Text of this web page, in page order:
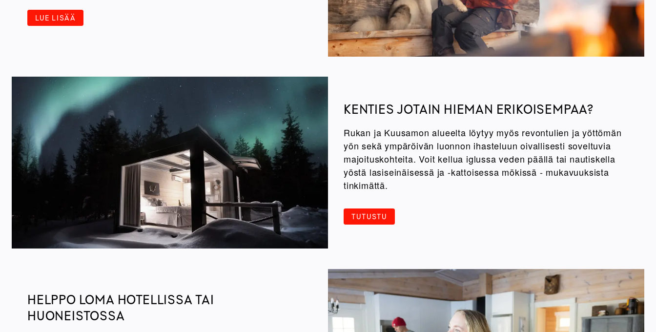
LUE LISÄÄ
KENTIES JOTAIN HIEMAN ERIKOISEMPAA?
Rukan ja Kuusamon alueelta löytyy myös revontulien ja yöttömän
yön sekä ympäröivän luonnon ihasteluun oivallisesti soveltuvia
majoituskohteita. Voit kellua iglussa veden päällä tai nautiskella
yöstä lasiseinäisessä ja -kattoisessa mökissä - mukavuuksista
tinkimättä.
TUTUSTU
HELPPO LOMA HOTELLISSA TAI
HUONEISTOSSA